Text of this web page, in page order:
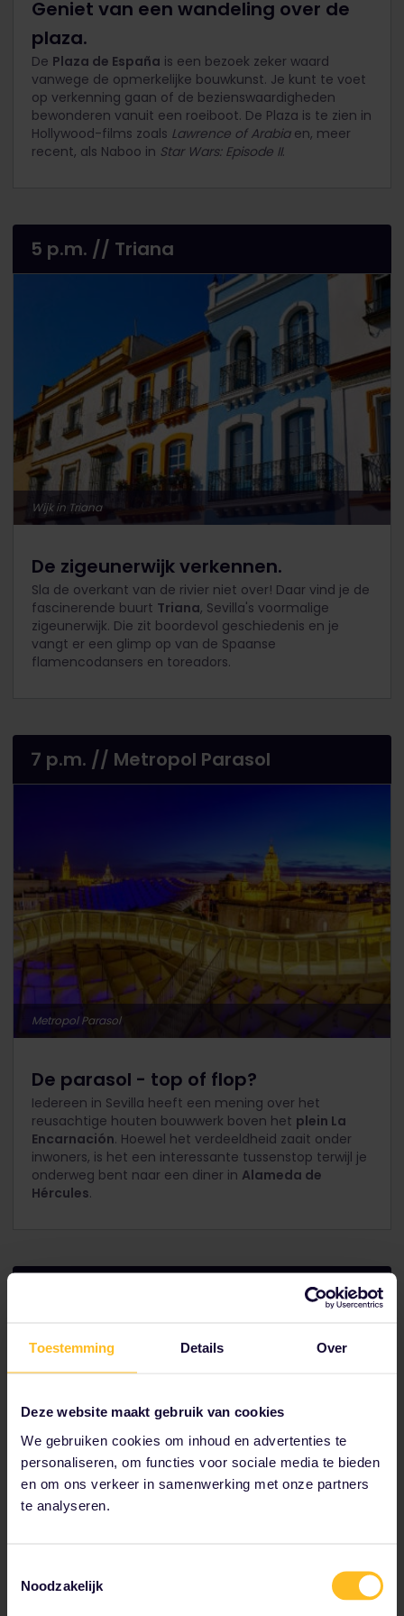
Toestemming Details Over
Deze website maakt gebruik van cookies
We gebruiken cookies om inhoud en advertenties te
personaliseren, om functies voor sociale media te bieden
en om ons verkeer in samenwerking met onze partners
te analyseren.
Noodzakelijk
Geniet van een wandeling over de
plaza.
De Plaza de España is een bezoek zeker waard
vanwege de opmerkelijke bouwkunst. Je kunt te voet
op verkenning gaan of de bezienswaardigheden
bewonderen vanuit een roeiboot. De Plaza is te zien in
Hollywood-films zoals Lawrence of Arabiaen, meer
recent, als Naboo in Star Wars: Episode II.
5 p.m. // Triana
Wijk in Triana
De zigeunerwijk verkennen.
Sla de overkant van de rivier niet over! Daar vind je de
fascinerende buurt Triana, Sevilla's voormalige
zigeunerwijk. Die zit boordevol geschiedenis en je
vangt er een glimp op van de Spaanse
flamencodansers en toreadors.
7 p.m. // Metropol Parasol
Metropol Parasol
De parasol - top of flop?
Iedereen in Sevilla heeft een mening over het
reusachtige houten bouwwerk boven het plein La
Encarnación. Hoewel het verdeeldheid zaait onder
inwoners, is het een interessante tussenstop terwijl je
onderweg bent naar een diner in Alameda de
Hércules.
9 p.m. // Alameda De Hercules